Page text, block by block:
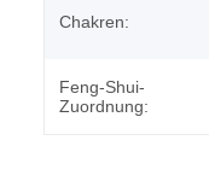
Chakren:
Feng-Shui-
Zuordnung: